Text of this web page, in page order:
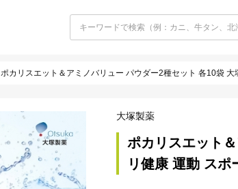
ポカリスエット＆アミノバリュー パウダー2種セット 各10袋
大塚製薬
ポカリスエット
リ健康 運動 ス